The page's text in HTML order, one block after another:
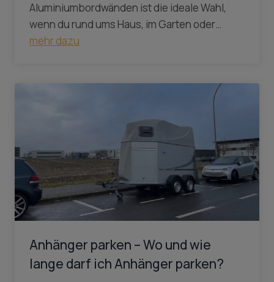
Aluminiumbordwänden ist die ideale Wahl,
wenn du rund ums Haus, im Garten oder…
mehr dazu
Anhänger parken – Wo und wie
lange darf ich Anhänger parken?